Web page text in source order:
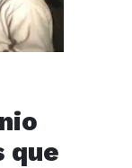
que